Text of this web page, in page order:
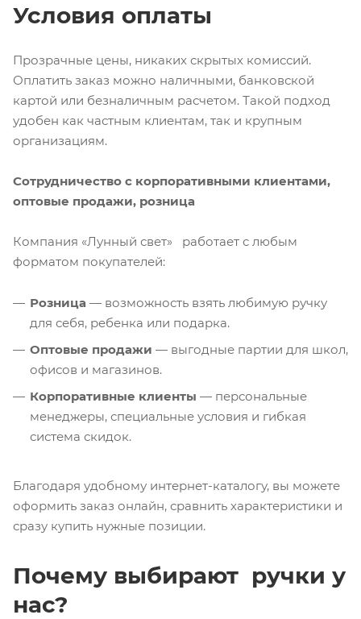
Условия оплаты
Прозрачные цены, никаких скрытых комиссий.
Оплатить заказ можно наличными, банковской
картой или безналичным расчетом. Такой подход
удобен как частным клиентам, так и крупным
организациям.
Сотрудничество с корпоративными клиентами,
оптовые продажи, розница
Компания «Лунный свет» работает с любым
форматом покупателей:
Розница — возможность взять любимую ручку
для себя, ребенка или подарка.
Оптовые продажи — выгодные партии для школ,
офисов и магазинов.
Корпоративные клиенты — персональные
менеджеры, специальные условия и гибкая
система скидок.
Благодаря удобному интернет-каталогу, вы можете
оформить заказ онлайн, сравнить характеристики и
сразу купить нужные позиции.
Почему выбирают ручки у
нас?